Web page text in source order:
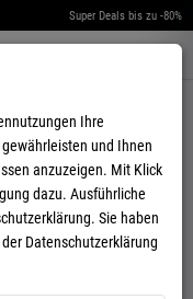
Super Deals bis zu -80%
Warenkorb aufklappen
Ihre
und Ihnen
anzuzeigen. Mit Klick
dazu. Ausführliche
Sie haben
Datenschutzerklärung